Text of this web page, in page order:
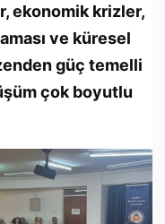
ekonomik krizler,
ve küresel
güç temelli
çok boyutlu